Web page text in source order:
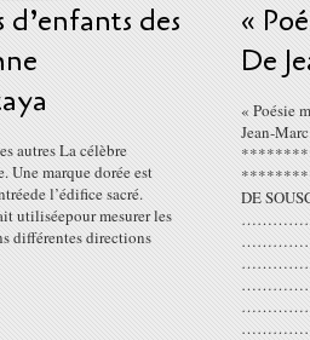
d’enfants des
autres La célèbre
Une marque dorée est
l’édifice sacré.
utiliséepour mesurer les
différentes directions
«
De
« Poésie
Jean-
DE
……………